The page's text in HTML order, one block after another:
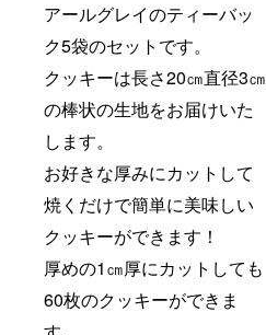
アールグレイのティーバッ
ク5袋のセットです。
クッキーは長さ20㎝直径3㎝
の棒状の生地をお届けいた
します。
お好きな厚みにカットして
焼くだけで簡単に美味しい
クッキーができます！
厚めの1㎝厚にカットしても
60枚のクッキーができま